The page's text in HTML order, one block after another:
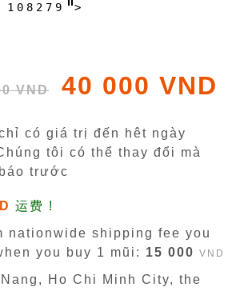
1 0 8 2 7 9 >
VND 40 000 VND
có giá trị đến hêt ngày
tôi có thể thay đổi mà
trước
运费 !
nationwide shipping fee you
you buy 1 mũi: 15 000 VND
Ho Chi Minh City, the